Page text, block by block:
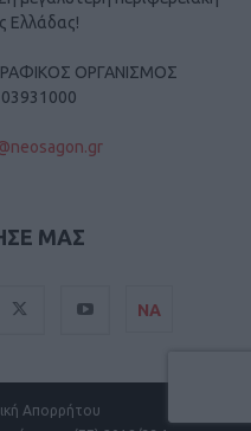
Ελλάδας!
ΟΡΓΑΝΙΣΜΟΣ
ΜΑΣ
ΝΑ
Απορρήτου